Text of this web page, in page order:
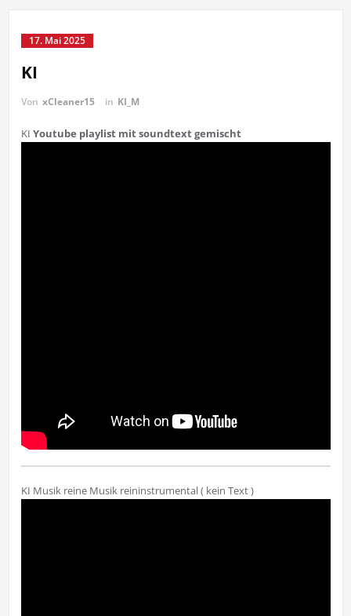
17. Mai 2025
KI
Von xCleaner15 in KI_M
KI Youtube playlist mit soundtext gemischt
KI Musik reine Musik reininstrumental ( kein Text )